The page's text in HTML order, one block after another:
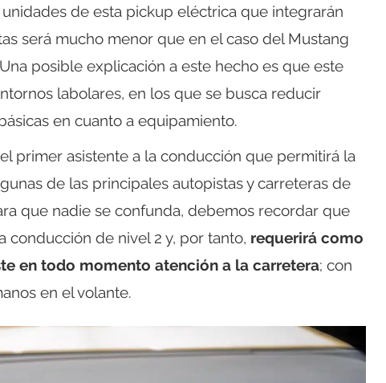
de esta pickup eléctrica que integrarán
será mucho menor que en el caso del Mustang
posible explicación a este hecho es que este
labolares, en los que se busca reducir
en cuanto a equipamiento.
primer asistente a la conducción que permitirá la
de las principales autopistas y carreteras de
que nadie se confunda, debemos recordar que
conducción de nivel 2 y, por tanto, requerirá como
en todo momento atención a la carretera; con
en el volante.